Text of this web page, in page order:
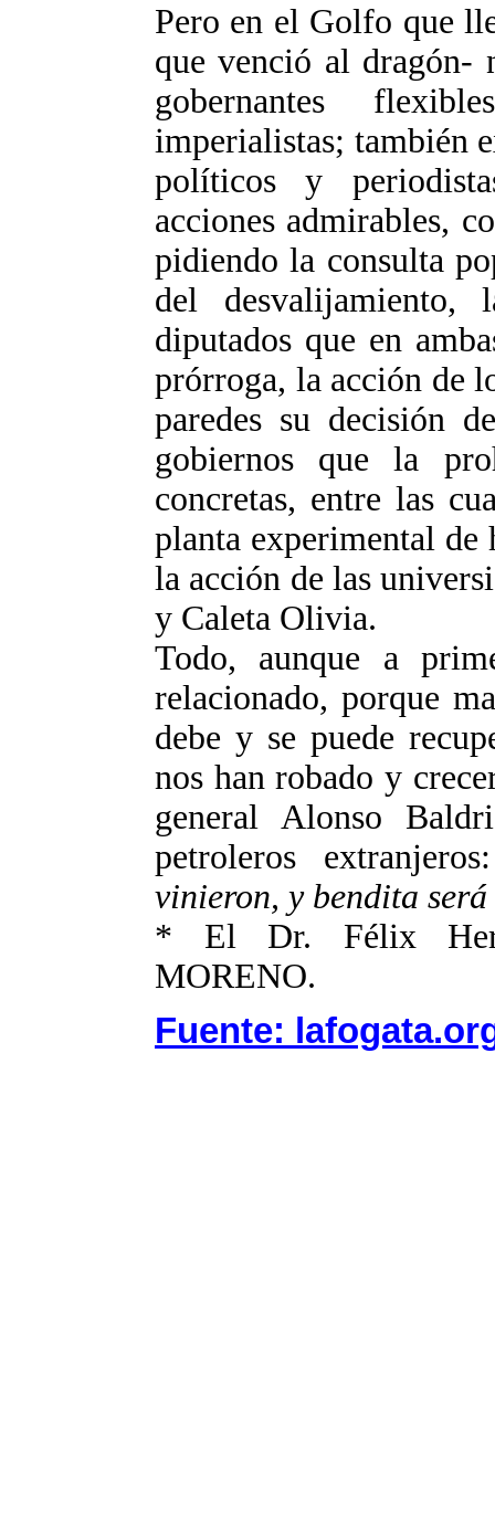
Pero en el Golfo que
que venció al dragón-
gobernantes
imperialistas; también
políticos y
acciones admirables,
pidiendo la consulta
del desvalijamiento,
diputados que en
prórroga, la acción de
paredes su decisión
gobiernos que la
concretas, entre las
planta experimental
la acción de las
y Caleta Olivia.
Todo, aunque a
relacionado, porque
debe y se puede
nos han robado y
general Alonso
petroleros
vinieron, y bendita
* El Dr. Félix
MORENO.
Fuente: